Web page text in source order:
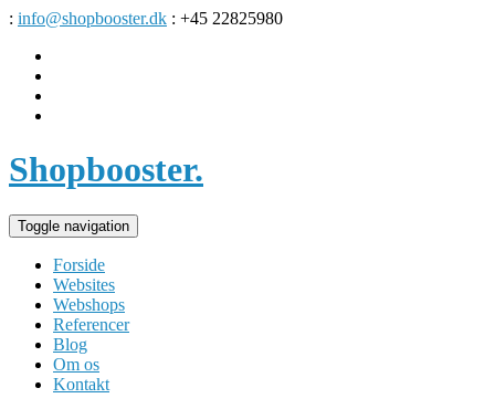
: info@shopbooster.dk : +45 22825980
Shopbooster.
Toggle navigation
Forside
Websites
Webshops
Referencer
Blog
Om os
Kontakt